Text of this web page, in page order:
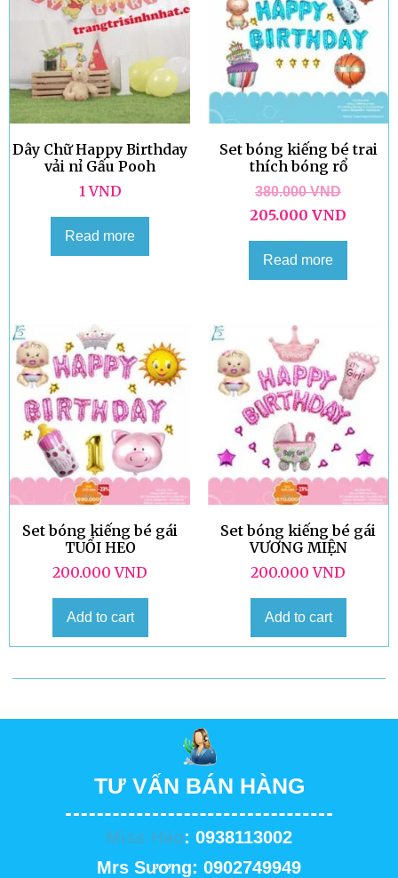
Dây Chữ Happy Birthday
vải nỉ Gấu Pooh
1VND
Read more
Set bóng kiếng bé trai
thích bóng rổ
380.000VND
205.000 VND
Read more
Set bóng kiếng bé gái
TUỔI HEO
200.000VND
Add to cart
Set bóng kiếng bé gái
VƯƠNG MIỆN
200.000VND
Add to cart
TƯ VẤN BÁN HÀNG
Miss Hảo: 0938113002
Mrs Sương: 0902749949